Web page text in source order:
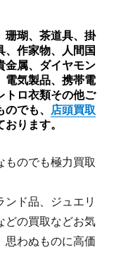
珊瑚、茶道具、掛
、作家物、人間国
金属、ダイヤモン
電気製品、携帯電
トロ衣類その他ご
でも、 店頭買取
ります。
ものでも極力買取
ド品、ジュエリ
どの買取などお気
思わぬものに高価